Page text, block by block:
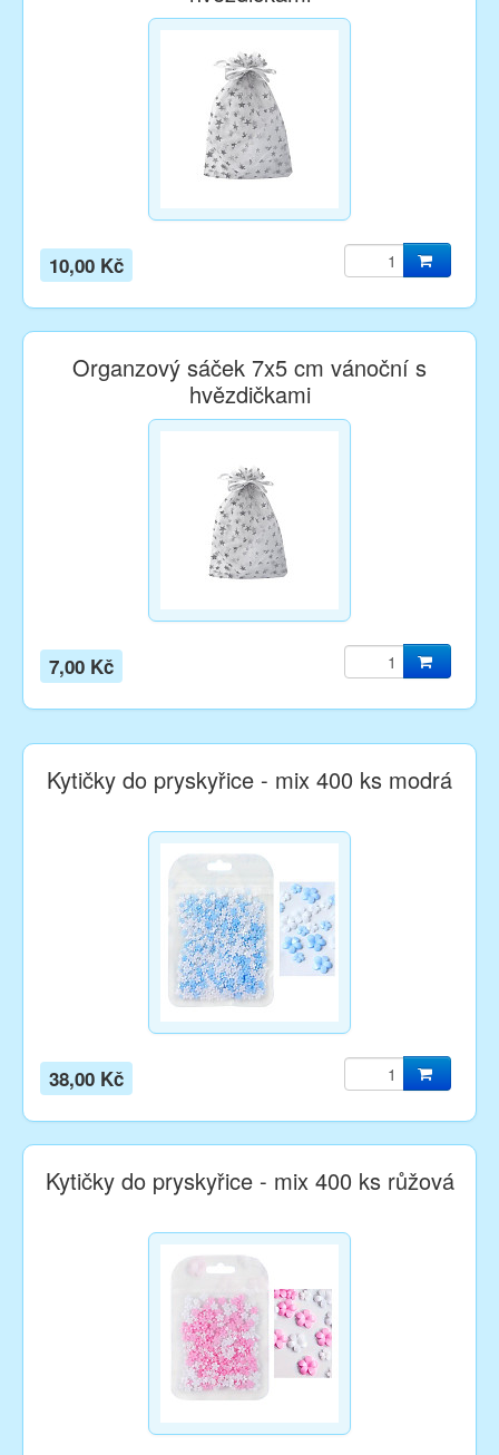
10,00 Kč
Organzový sáček 7x5 cm vánoční s
hvězdičkami
7,00 Kč
Kytičky do pryskyřice - mix 400 ks modrá
38,00 Kč
Kytičky do pryskyřice - mix 400 ks růžová